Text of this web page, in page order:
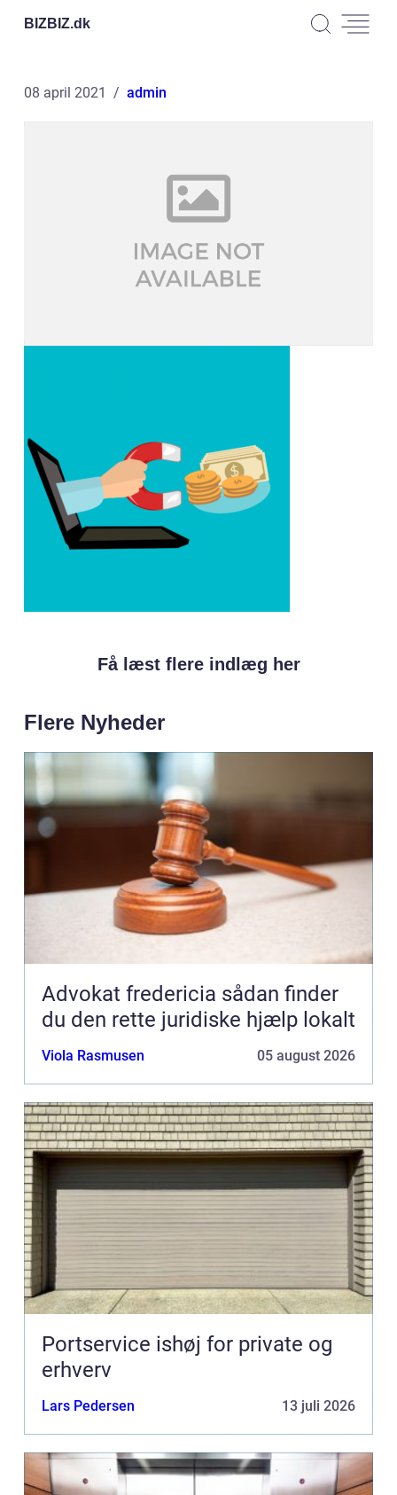
BIZBIZ.dk
08 april 2021 admin
Få læst flere indlæg her
Flere Nyheder
Advokat fredericia sådan finder
du den rette juridiske hjælp lokalt
Viola Rasmusen 05 august 2026
Portservice ishøj for private og
erhverv
Lars Pedersen 13 juli 2026